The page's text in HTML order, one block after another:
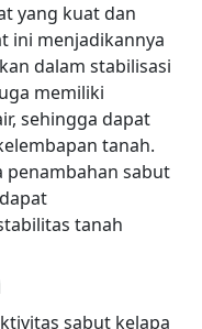
yang kuat dan
ini menjadikannya
dalam stabilisasi
memiliki
sehingga dapat
tanah.
penambahan sabut
tanah
sabut kelapa